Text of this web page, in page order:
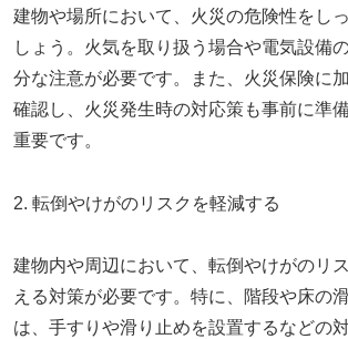
建物や場所において、火災の危険性をし
しょう。火気を取り扱う場合や電気設備
分な注意が必要です。また、火災保険に
確認し、火災発生時の対応策も事前に準
重要です。
2. 転倒やけがのリスクを軽減する
建物内や周辺において、転倒やけがのリ
える対策が必要です。特に、階段や床の
は、手すりや滑り止めを設置するなどの